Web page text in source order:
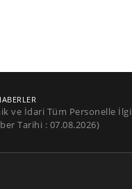
ve İdari Tüm Personelle
Tarihi : 07.08.2026)